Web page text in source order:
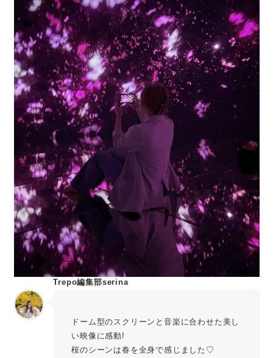
Trepo編集部serina
ドーム型のスクリーンと音楽に合わせた美し
い映像に感動!
桜のシーンは春を全身で感じました♡